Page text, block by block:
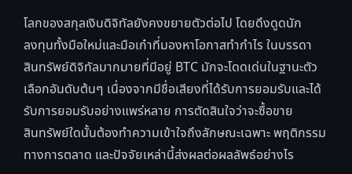
โลกของสกุลเงินดิจิทัลยังคงขยายตัวต่อไป โดยดึงดูดนัก
ลงทุนทั้งมือใหม่และมือเก๋าที่มองหาโอกาสทำกำไร ในบรรดา
สินทรัพย์ดิจิทัลมากมายที่มีอยู่ BTC มักจะโดดเด่นในฐานะตัว
เลือกอันดับต้นๆ เนื่องจากมีชื่อเสียงที่ได้รับการยอมรับและได้
รับการยอมรับอย่างแพร่หลาย การตัดสินใจว่าจะซื้อขาย
สินทรัพย์ใดนั้นต้องทำความเข้าใจถึงลักษณะเฉพาะ พฤติกรรม
ทางการตลาด และปัจจัยเหล่านี้ส่งผลต่อผลลัพธ์อย่างไร